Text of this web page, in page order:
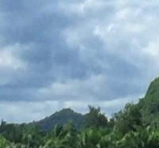
springen